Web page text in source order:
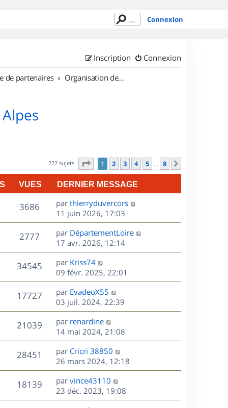
Connexion
Connexion
Inscription
de partenaires Organisation de sorties en région Rhône Alpes
222 sujets Page sur8
1 2 3 4 5 … 8
VUES DERNIER MESSAGE
3686V
u
s
D
e
r
n
i
e
r
m
e
s
s
a
g
e
par thierryduvercors
11 juin 2026, 17:03
2777V
u
e
s
D
e
r
n
i
e
r
m
e
s
s
a
g
e
par DépartementLoire
17 avr. 2026, 12:14
34545V
u
s
D
e
r
n
i
e
r
m
e
s
s
a
g
e
par Kriss74
09 févr. 2025, 22:01
17727V
u
D
e
r
n
i
e
r
m
e
s
s
a
par EvadeoX55
03 juil. 2024, 22:39
21039V
u
s
D
e
r
n
i
e
r
m
e
par renardine
14 mai 2024, 21:08
28451
u
D
e
r
n
i
e
par Cricri 38850
26 mars 2024, 12:18
18139V
u
D
e
r
par vince43110
23 déc. 2023, 19:08